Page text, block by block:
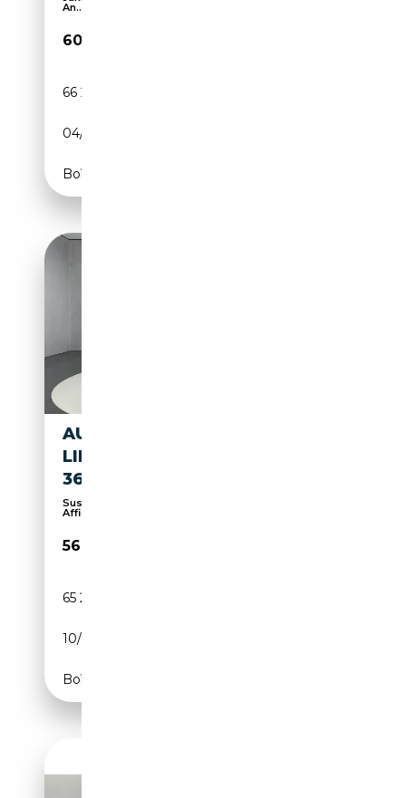
An...
60 775€
66 200 km
04/2023
Boîte automatique
AUDI Q8 50 TDI QTR. 3X S
LINE MATRIX PANO HUD
360°ACC
Suspension pneumatique, Sièges massants,
Affichage...
56 970€
65 246 km
10/2019
Boîte automatique